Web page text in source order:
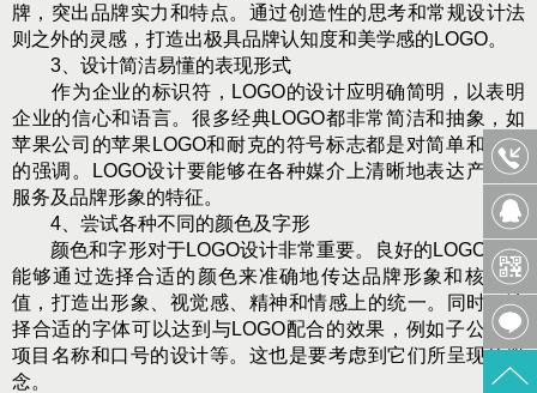
牌，突出品牌实力和特点。通过创造性的思考和常规设计法
则之外的灵感，打造出极具品牌认知度和美学感的LOGO。
3、设计简洁易懂的表现形式
作为企业的标识符，LOGO的设计应明确简明，以表明
企业的信心和语言。很多经典LOGO都非常简洁和抽象，如
苹果公司的苹果LOGO和耐克的符号标志都是对简单和简洁
的强调。LOGO设计要能够在各种媒介上清晰地表达产品、
服务及品牌形象的特征。
4、尝试各种不同的颜色及字形
颜色和字形对于LOGO设计非常重要。良好的LOGO设计
能够通过选择合适的颜色来准确地传达品牌形象和核心价
值，打造出形象、视觉感、精神和情感上的统一。同时，选
择合适的字体可以达到与LOGO配合的效果，例如子公司、
项目名称和口号的设计等。这也是要考虑到它们所呈现的概
念。